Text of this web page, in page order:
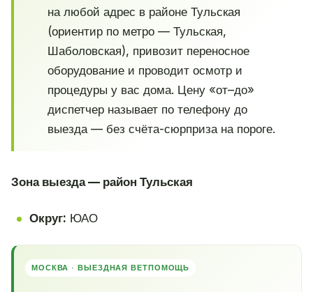
на любой адрес в районе Тульская
(ориентир по метро — Тульская,
Шаболовская), привозит переносное
оборудование и проводит осмотр и
процедуры у вас дома. Цену «от–до»
диспетчер называет по телефону до
выезда — без счёта-сюрприза на пороге.
Зона выезда — район Тульская
Округ: ЮАО
МОСКВА · ВЫЕЗДНАЯ ВЕТПОМОЩЬ